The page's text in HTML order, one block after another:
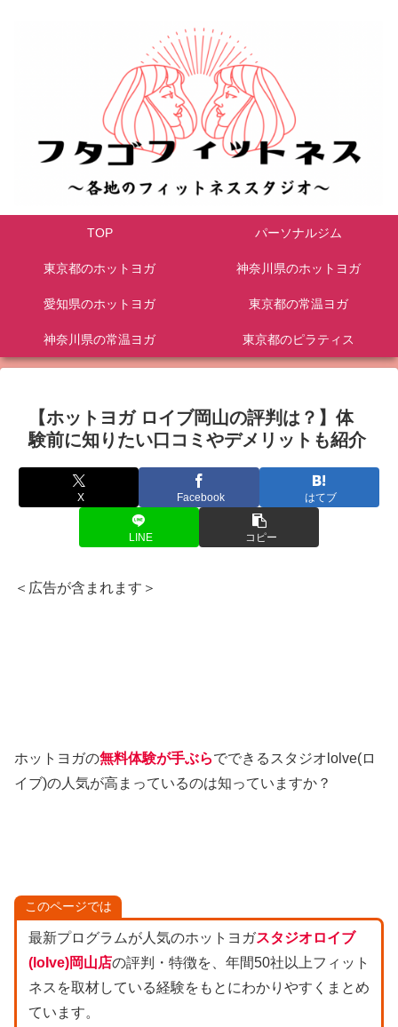
TOP パーソナルジム
東京都のホットヨガ 神奈川県のホットヨガ
愛知県のホットヨガ 東京都の常温ヨガ
神奈川県の常温ヨガ 東京都のピラティス
【ホットヨガ ロイブ岡山の評判は？】体
験前に知りたい口コミやデメリットも紹介
X Facebook はてブ
LINE コピー
＜広告が含まれます＞
ホットヨガの無料体験が手ぶらでできるスタジオlolve(ロ
イブ)の人気が高まっているのは知っていますか？
このページでは
最新プログラムが人気のホットヨガスタジオロイブ
(loIve)岡山店の評判・特徴を、年間50社以上フィット
ネスを取材している経験をもとにわかりやすくまとめ
ています。